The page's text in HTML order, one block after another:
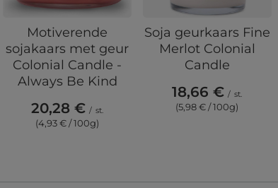
Motiverende
sojakaars met geur
Colonial Candle -
Always Be Kind
20,28 € / st.
(4,93 € / 100g)
Soja geurkaars Fine
Merlot Colonial
Candle
18,66 € / st.
(5,98 € / 100g)